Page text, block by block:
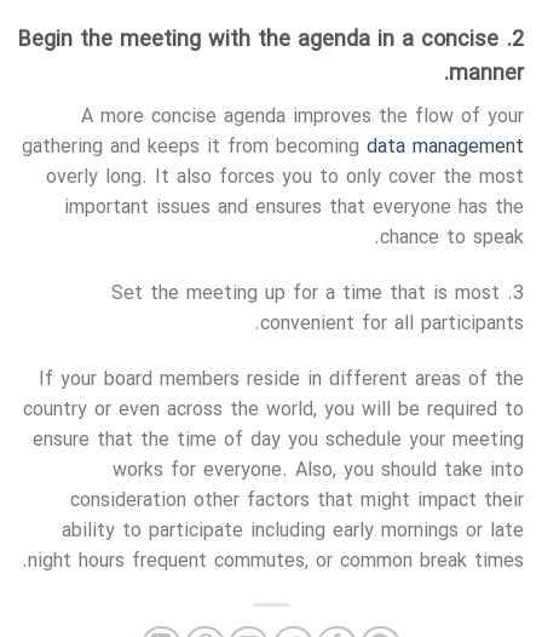
2. Begin the meeting with the agenda in a concise
manner.
A more concise agenda improves the flow of your
gathering and keeps it from becoming data management
overly long. It also forces you to only cover the most
important issues and ensures that everyone has the
chance to speak.
3. Set the meeting up for a time that is most
convenient for all participants.
If your board members reside in different areas of the
country or even across the world, you will be required to
ensure that the time of day you schedule your meeting
works for everyone. Also, you should take into
consideration other factors that might impact their
ability to participate including early mornings or late
night hours frequent commutes, or common break times.